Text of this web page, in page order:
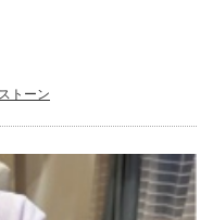
トーン